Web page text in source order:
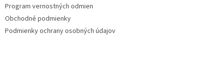
Program vernostných odmien
Obchodné podmienky
Podmienky ochrany osobných údajov